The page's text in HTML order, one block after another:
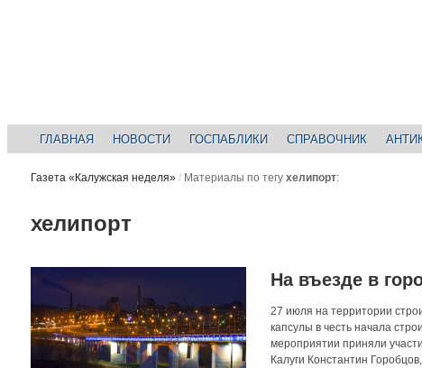
ГЛАВНАЯ НОВОСТИ ГОСПАБЛИКИ СПРАВОЧНИК
Газета «Калужская неделя» / Материалы по тегу хелипорт:
хелипорт
На въезде в
27 июля на территории
капсулы в честь начала
мероприятии приняли
Калуги Константин